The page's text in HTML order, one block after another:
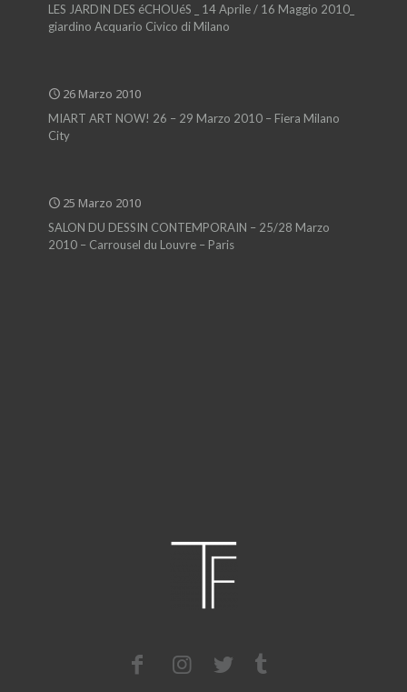
LES JARDIN DES éCHOUéS _ 14 Aprile / 16 Maggio 2010_
giardino Acquario Civico di Milano
26 Marzo 2010
MIART ART NOW! 26 – 29 Marzo 2010 – Fiera Milano
City
25 Marzo 2010
SALON DU DESSIN CONTEMPORAIN – 25/28 Marzo
2010 – Carrousel du Louvre – Paris